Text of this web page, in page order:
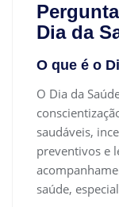
Dia da
O que é o
O Dia da
saudáveis,
preventivos e
saúde,